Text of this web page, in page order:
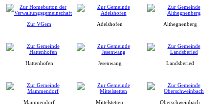
Zur VGem Adelshofen Althegnenberg
Hattenhofen Jesenwang Landsberied
Mammendorf Mittelstetten Oberschweinbach